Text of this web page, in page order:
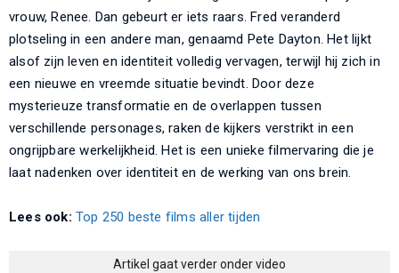
vrouw, Renee. Dan gebeurt er iets raars. Fred veranderd
plotseling in een andere man, genaamd Pete Dayton. Het lijkt
alsof zijn leven en identiteit volledig vervagen, terwijl hij zich in
een nieuwe en vreemde situatie bevindt. Door deze
mysterieuze transformatie en de overlappen tussen
verschillende personages, raken de kijkers verstrikt in een
ongrijpbare werkelijkheid. Het is een unieke filmervaring die je
laat nadenken over identiteit en de werking van ons brein.
Lees ook: Top 250 beste films aller tijden
Artikel gaat verder onder video